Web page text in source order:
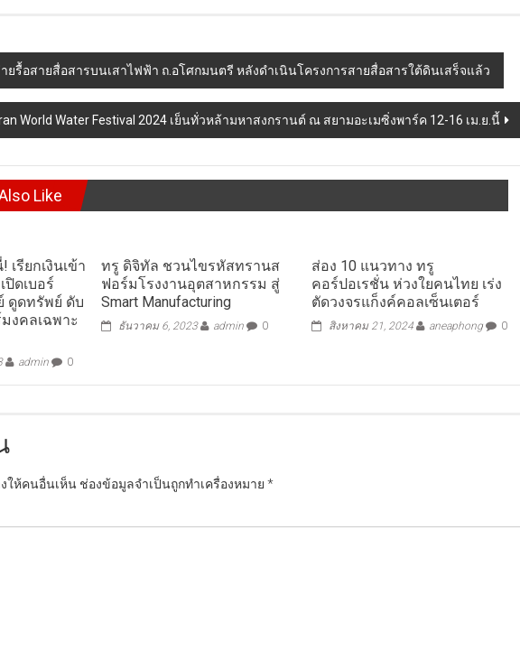
ยรื้อสายสื่อสารบนเสาไฟฟ้า ถ.อโศกมนตรี หลังดำเนินโครงการสายสื่อสารใต้ดินเสร็จแล้ว
World Water Festival 2024 เย็นทั่วหล้ามหาสงกรานต์ ณ สยามอะเมซิ่งพาร์ค 12-16 เม.ย.นี้
Like
เรียกเงินเข้า
ดเบอร์
ดูดทรัพย์ ดับ
งคลเฉพาะ
admin 0
ทรู ดิจิทัล ชวนไขรหัสทรานส
ฟอร์มโรงงานอุตสาหกรรม สู่
Smart Manufacturing
ธันวาคม 6, 2023 admin 0
ส่อง 10 แนวทาง ทรู
คอร์ปอเรชั่น ห่วงใยคนไทย เร่ง
ตัดวงจรแก็งค์คอลเซ็นเตอร์
สิงหาคม 21, 2024 aneaphong 0
ให้คนอื่นเห็น ช่องข้อมูลจำเป็นถูกทำเครื่องหมาย *